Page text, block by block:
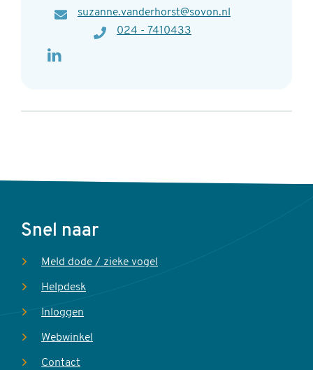
E-
suzanne.vanderhorst@sovon.nl
Telefoon024 - 7410433
Voet
Snel naar
Meld dode / zieke vogel
Helpdesk
Inloggen
Webwinkel
Contact